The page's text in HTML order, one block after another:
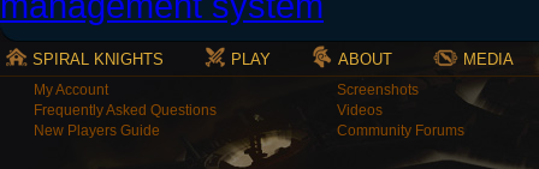
SPIRAL KNIGHTS PLAY ABOUT MEDIA
My Account
Frequently Asked Questions
New Players Guide
Screenshots
Videos
Community Forums